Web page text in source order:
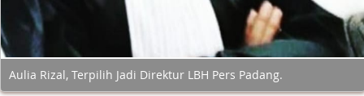
Aulia Rizal, Terpilih Jadi Direktur LBH Pers Padang.